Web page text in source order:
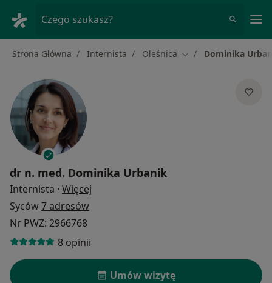
Czego szukasz?
Strona Główna Internista Oleśnica Zmień miasto
Dominika
dr n. med. Dominika Urbanik
Internista · Więcej
Syców7 adresów
Nr PWZ: 2966768
8 opinii
Umów wizytę